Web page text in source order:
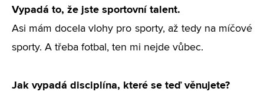
Vypadá to, že jste sportovní talent.
Asi mám docela vlohy pro sporty, až tedy na míčové
sporty. A třeba fotbal, ten mi nejde vůbec.
Jak vypadá disciplína, které se teď věnujete?